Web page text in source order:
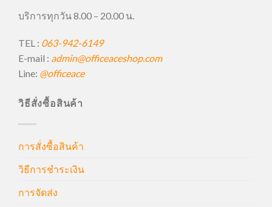
บริการทุกวัน 8.00 – 20.00 น.
TEL : 063-942-6149
E-mail : admin@officeaceshop.com
Line: @officeace
วิธีสั่งซื้อสินค้า
การสั่งซื้อสินค้า
วิธีการชำระเงิน
การจัดส่ง